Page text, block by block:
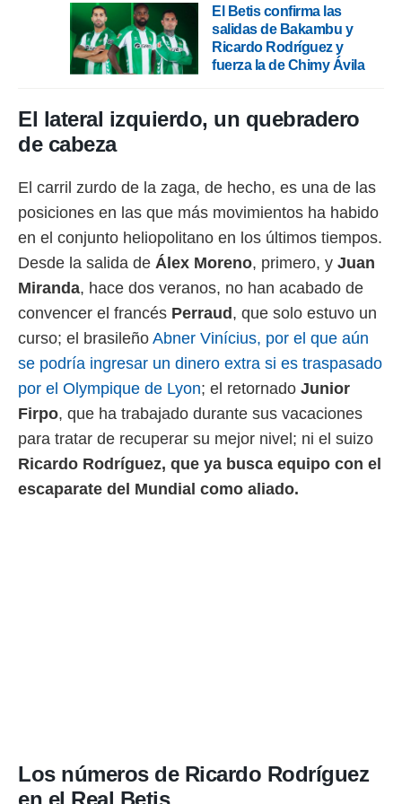
únicos
similares
como
este sitio
IP
de
posible
traten tus
interés
a lo que
Para
su
u
datos
momento
en
perfiles
El Betis confirma las
salidas de Bakambu y
Ricardo Rodríguez y
fuerza la de Chimy Ávila
El lateral izquierdo, un quebradero
de cabeza
El carril zurdo de la zaga, de hecho, es una de las
posiciones en las que más movimientos ha habido
en el conjunto heliopolitano en los últimos tiempos.
Desde la salida de Álex Moreno, primero, y Juan
Miranda, hace dos veranos, no han acabado de
convencer el francés Perraud , que solo estuvo un
curso; el brasileño Abner Vinícius, por el que aún
se podría ingresar un dinero extra si es traspasado
por el Olympique de Lyon; el retornado Junior
Firpo, que ha trabajado durante sus vacaciones
para tratar de recuperar su mejor nivel; ni el suizo
Ricardo Rodríguez, que ya busca equipo con el
escaparate del Mundial como aliado.
Los números de Ricardo Rodríguez
en el Real Betis